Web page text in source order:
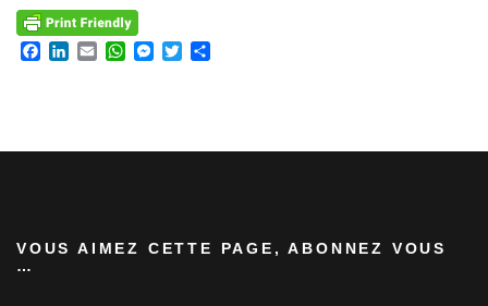
Facebook
LinkedIn
EmailWhatsApp
Messenger
Twitter
VOUS AIMEZ CETTE PAGE, ABONNEZ VOUS
…